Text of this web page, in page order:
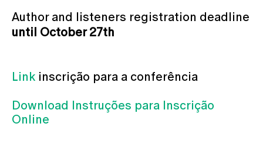
Author and listeners registration deadline
until October 27th
Link inscrição para a conferência
Download Instruções para Inscrição
Online